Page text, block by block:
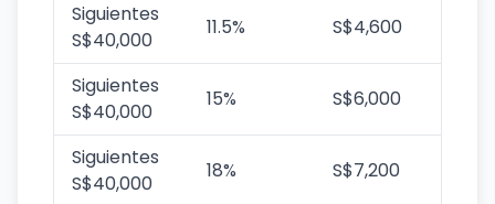
Siguientes
S$40,000
11.5% S$4,600
Siguientes
S$40,000
15% S$6,000
Siguientes
S$40,000
18% S$7,200